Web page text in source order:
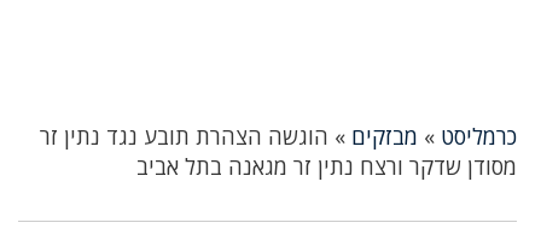
כרמליסט » מבזקים » הוגשה הצהרת תובע נגד נתין זר
מסודן שדקר ורצח נתין זר מגאנה בתל אביב